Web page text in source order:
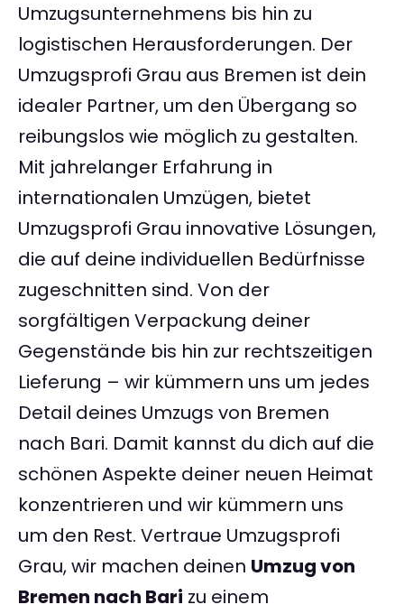
Umzugsunternehmens bis hin zu
logistischen Herausforderungen. Der
Umzugsprofi Grau aus Bremen ist dein
idealer Partner, um den Übergang so
reibungslos wie möglich zu gestalten.
Mit jahrelanger Erfahrung in
internationalen Umzügen, bietet
Umzugsprofi Grau innovative Lösungen,
die auf deine individuellen Bedürfnisse
zugeschnitten sind. Von der
sorgfältigen Verpackung deiner
Gegenstände bis hin zur rechtszeitigen
Lieferung – wir kümmern uns um jedes
Detail deines Umzugs von Bremen
nach Bari. Damit kannst du dich auf die
schönen Aspekte deiner neuen Heimat
konzentrieren und wir kümmern uns
um den Rest. Vertraue Umzugsprofi
Grau, wir machen deinen Umzug von
Bremen nach Bari zu einem